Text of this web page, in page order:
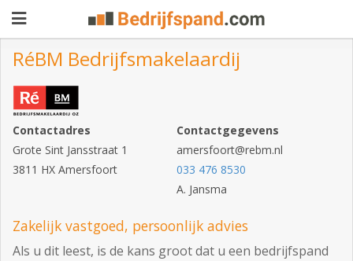
Pand
aanbieden
Pand
zoeken
Premium
adverteren
Blog
RéBM Bedrijfsmakelaardij
Contactadres
Grote Sint Jansstraat 1
3811 HX Amersfoort
Contactgegevens
amersfoort@rebm.nl
033 476 8530
A. Jansma
Zakelijk vastgoed, persoonlijk advies
Als u dit leest, is de kans groot dat u een bedrijfspand